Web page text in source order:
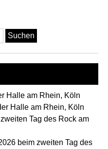
Halle am Rhein, Köln
Halle am Rhein, Köln
Tag des Rock am
beim zweiten Tag des